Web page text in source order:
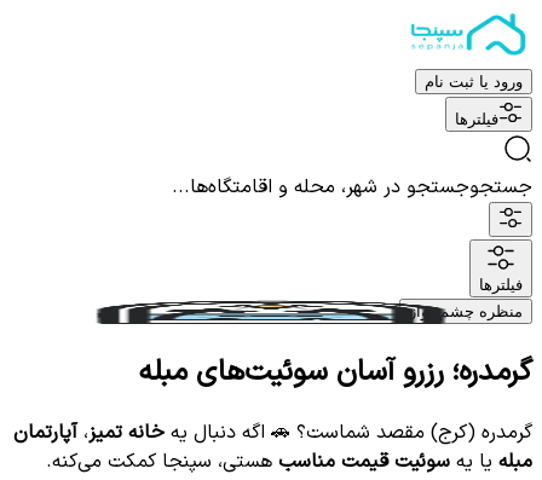
ورود یا ثبت نام
فیلترها
جستجوجستجو در شهر، محله و اقامتگاه‌ها...
فیلترها
منظره چشم نواز
گرمدره؛ رزرو آسان سوئیت‌های مبله
گرمدره (کرج) مقصد شماست؟ 🚗 اگه دنبال یه خانه تمیز،آپارتمان
مبله یا یه سوئیت قیمت مناسب هستی، سپنجا کمکت می‌کنه.